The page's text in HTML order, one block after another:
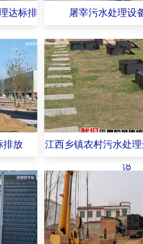
达标排 屠宰污水处理设
排放 江西乡镇农村污水处
说